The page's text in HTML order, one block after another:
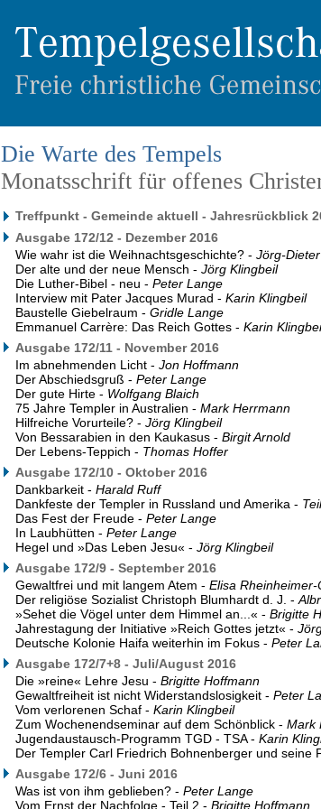
Die Warte des Tempels
Monatsschrift für offenes
Treffpunkt - Gemeinde aktuell - Jahresrückblick
Ausgabe 172/12 - Dezember 2016
Wie wahr ist die Weihnachtsgeschichte? - Jörg-
Der alte und der neue Mensch - Jörg Klingbeil
Die Luther-Bibel - neu - Peter Lange
Interview mit Pater Jacques Murad - Karin Klingbeil
Baustelle Giebelraum - Gridle Lange
Emmanuel Carrère: Das Reich Gottes - Karin
Ausgabe 172/11 - November 2016
Im abnehmenden Licht - Jon Hoffmann
Der Abschiedsgruß - Peter Lange
Der gute Hirte - Wolfgang Blaich
75 Jahre Templer in Australien - Mark Herrmann
Hilfreiche Vorurteile? - Jörg Klingbeil
Von Bessarabien in den Kaukasus - Birgit Arnold
Der Lebens-Teppich - Thomas Hoffer
Ausgabe 172/10 - Oktober 2016
Dankbarkeit - Harald Ruff
Dankfeste der Templer in Russland und Amerika -
Das Fest der Freude - Peter Lange
In Laubhütten - Peter Lange
Hegel und »Das Leben Jesu« - Jörg Klingbeil
Ausgabe 172/9 - September 2016
Gewaltfrei und mit langem Atem - Elisa Rheinheimer-
Der religiöse Sozialist Christoph Blumhardt d. J. -
»Sehet die Vögel unter dem Himmel an...« - Brigitte
Jahrestagung der Initiative »Reich Gottes jetzt« -
Deutsche Kolonie Haifa weiterhin im Fokus - Peter
Ausgabe 172/7+8 - Juli/August 2016
Die »reine« Lehre Jesu - Brigitte Hoffmann
Gewaltfreiheit ist nicht Widerstandslosigkeit - Peter
Vom verlorenen Schaf - Karin Klingbeil
Zum Wochenendseminar auf dem Schönblick - Mark
Jugendaustausch-Programm TGD - TSA - Karin
Der Templer Carl Friedrich Bohnenberger und seine
Ausgabe 172/6 - Juni 2016
Was ist von ihm geblieben? - Peter Lange
Vom Ernst der Nachfolge - Teil 2 - Brigitte Hoffmann